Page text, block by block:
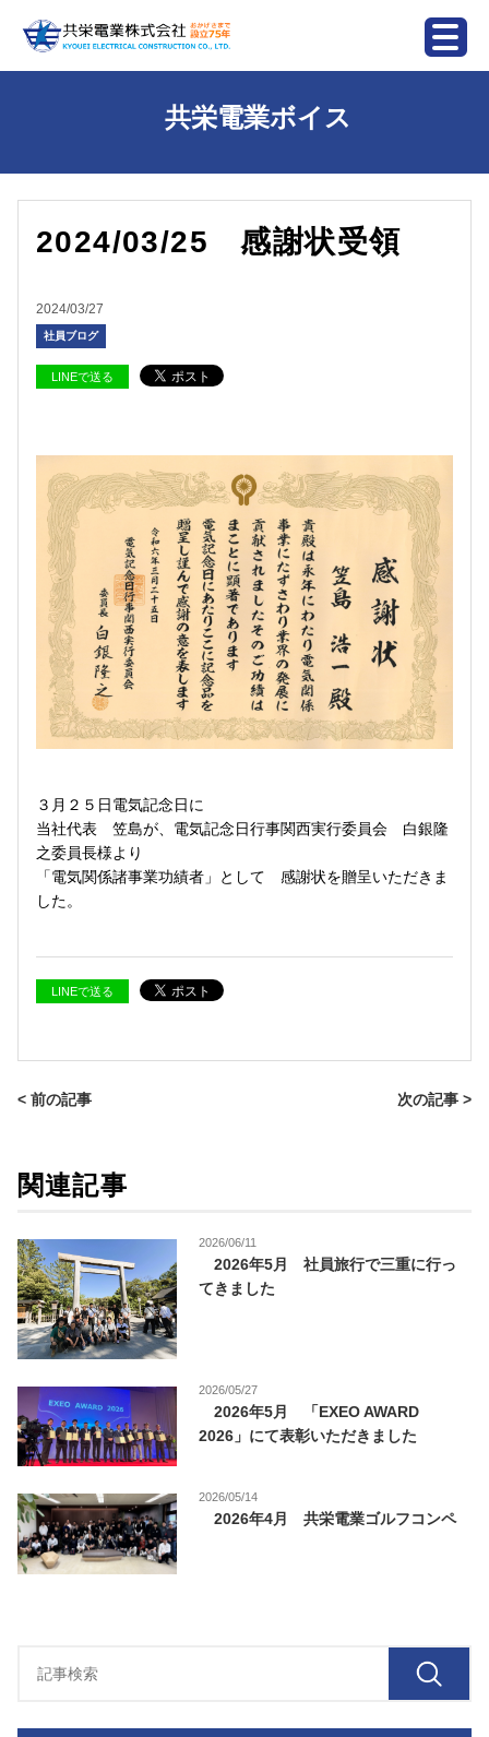
共栄電業ボイス
2024/03/25 感謝状受領
2024/03/27
社員ブログ
LINEで送る
３月２５日電気記念日に
当社代表 笠島が、電気記念日行事関西実行委員会 白銀隆
之委員長様より
「電気関係諸事業功績者」として 感謝状を贈呈いただきま
した。
LINEで送る
< 前の記事 次の記事 >
関連記事
2026/06/11
2026年5月 社員旅行で三重に行っ
てきました
2026/05/27
2026年5月 「EXEO AWARD
2026」にて表彰いただきました
2026/05/14
2026年4月 共栄電業ゴルフコンペ